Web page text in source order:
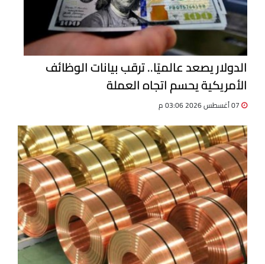
الدولار يصعد عالميًا.. ترقب بيانات الوظائف
الأمريكية يحسم اتجاه العملة